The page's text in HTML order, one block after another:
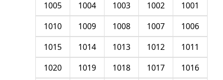
1001
1002
1003
1004
1005
1006
1007
1008
1009
1010
1011
1012
1013
1014
1015
1016
1017
1018
1019
1020